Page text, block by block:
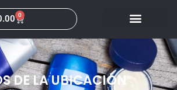
0
DE LA UBICACIÓN